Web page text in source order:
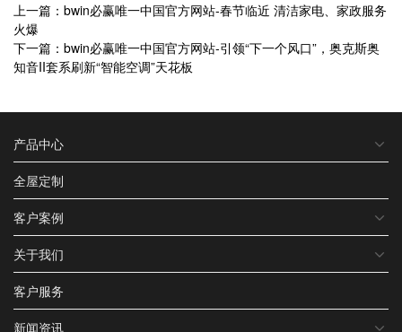
上一篇：bwin必赢唯一中国官方网站-春节临近 清洁家电、家政服务
火爆
下一篇：bwin必赢唯一中国官方网站-引领“下一个风口”，奥克斯奥
知音II套系刷新“智能空调”天花板
产品中心
全屋定制
客户案例
关于我们
客户服务
新闻资讯